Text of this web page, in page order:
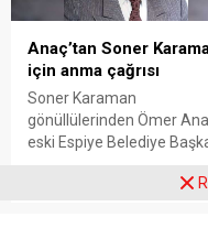
Anaç’tan Soner
için anma çağrısı
Soner Karaman
gönüllülerinden Ömer
eski Espiye Belediye